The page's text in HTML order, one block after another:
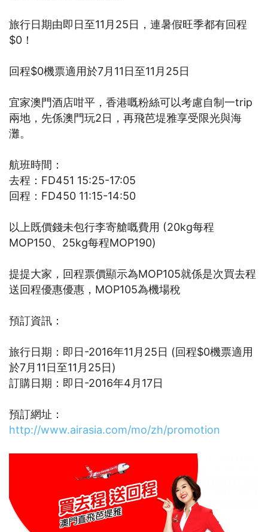
旅行日期由即日至11月25日，連暑假旺季都有回程
$0！
回程$0機票適用於7月11日至11月25日
宜家澳門酒店咁平，香港嘅粉絲可以考慮自制一trip
兩地，先係澳門玩2日，再飛芭堤雅享受限光與海
灘。
航班時間：
去程：FD451 15:25-17:05
回程：FD450 11:15-14:50
以上既價錢未包行李寄艙嘅費用 (20kg每程
MOP150、25kg每程MOP190)
提提大家，回程票價顯示為MOP105就係是次買去程
送回程優惠優惠，MOP105為機場稅
預訂資訊：
旅行日期：即日-2016年11月25日 (回程$0機票適用
於7月11日至11月25日)
訂購日期：即日-2016年4月17日
預訂網址：
http://www.airasia.com/mo/zh/promotion